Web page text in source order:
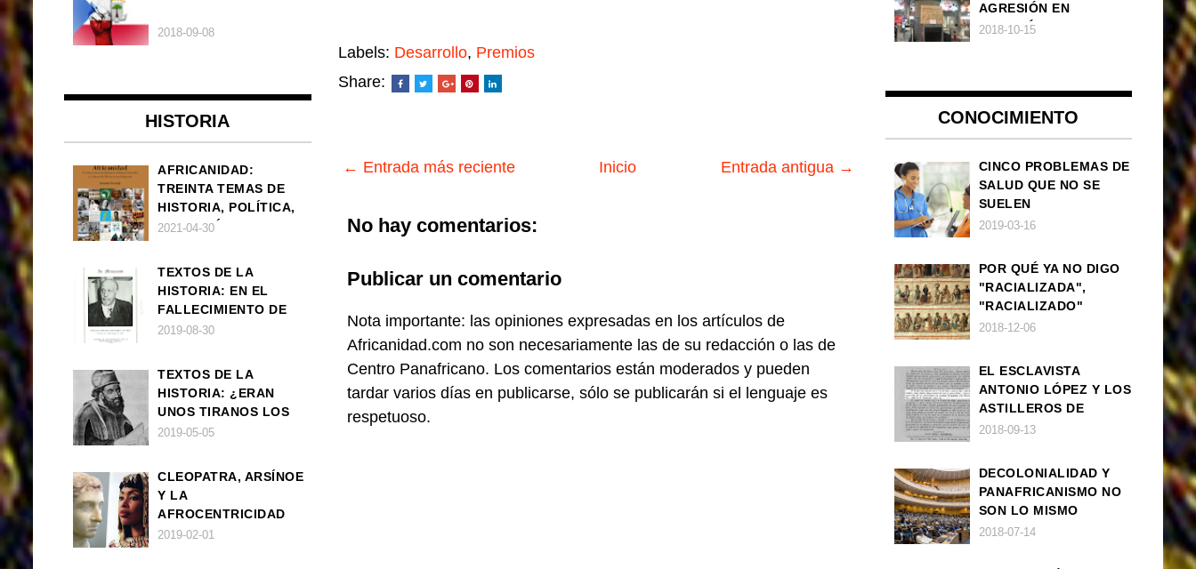
Labels: Desarrollo, Premios
Share:
← Entrada más reciente Entrada antigua →
Inicio
No hay comentarios:
Publicar un comentario
Nota importante: las opiniones expresadas en los artículos de
Africanidad.com no son necesariamente las de su redacción o las de
Centro Panafricano. Los comentarios están moderados y pueden
tardar varios días en publicarse, sólo se publicarán si el lenguaje es
respetuoso.
2018-09-08
HISTORIA
AFRICANIDAD:
TREINTA TEMAS DE
HISTORIA, POLÍTICA,
FILOSOFÍA Y CULTURA
2021-04-30
TEXTOS DE LA
HISTORIA: EN EL
FALLECIMIENTO DE
W.E.B. DU BOIS
2019-08-30
TEXTOS DE LA
HISTORIA: ¿ERAN
UNOS TIRANOS LOS
FARAONES?
2019-05-05
CLEOPATRA, ARSÍNOE
Y LA
AFROCENTRICIDAD
MAL ENTENDIDA
2019-02-01
AGRESIÓN EN
ESTACIÓN DE TREN DE
2018-10-15
CONOCIMIENTO
CINCO PROBLEMAS DE
SALUD QUE NO SE
SUELEN
DIAGNOSTICAR BIEN
2019-03-16
POR QUÉ YA NO DIGO
"RACIALIZADA",
"RACIALIZADO"
2018-12-06
EL ESCLAVISTA
ANTONIO LÓPEZ Y LOS
ASTILLEROS DE
NAVANTIA
2018-09-13
DECOLONIALIDAD Y
PANAFRICANISMO NO
SON LO MISMO
2018-07-14